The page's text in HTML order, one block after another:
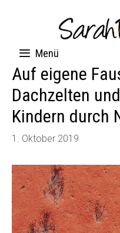
Menü
Auf eigene
Dachzelten
Kindern durch
1. Oktober 2019